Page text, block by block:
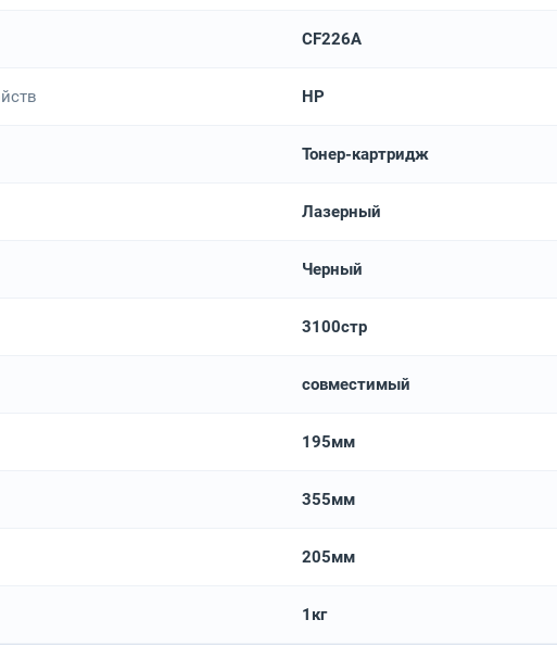
CF226A
HP
Тонер-картридж
Лазерный
Черный
3100стр
совместимый
195мм
355мм
205мм
1кг